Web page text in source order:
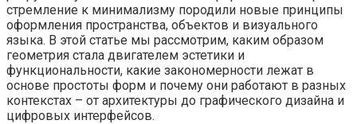
стремление к минимализму породили новые принципы
оформления пространства, объектов и визуального
языка. В этой статье мы рассмотрим, каким образом
геометрия стала двигателем эстетики и
функциональности, какие закономерности лежат в
основе простоты форм и почему они работают в разных
контекстах – от архитектуры до графического дизайна и
цифровых интерфейсов.